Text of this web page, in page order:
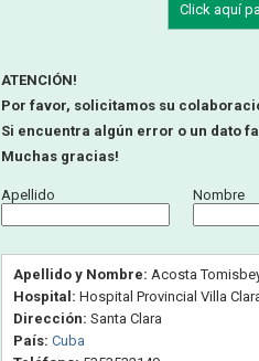
Click aquí
ATENCIÓN!
Por favor, solicitamos su
Si encuentra algún error o un dato
Muchas gracias!
Apellido Nombre
Apellido y Nombre: Acosta
Hospital: Hospital Provincial Villa
Dirección: Santa Clara
País: Cuba